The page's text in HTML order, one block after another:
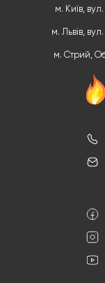
м. Київ,
м. Львів,
м. Стрий,